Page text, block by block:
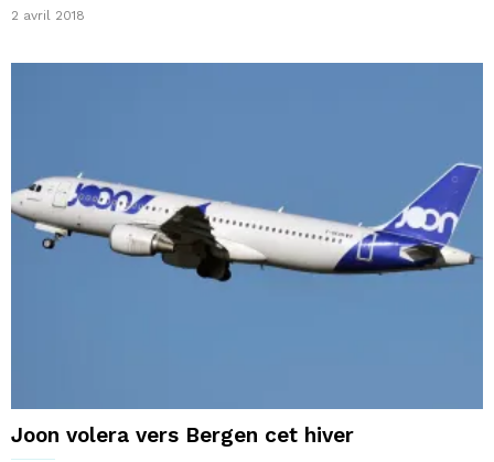
2 avril 2018
Joon volera vers Bergen cet hiver